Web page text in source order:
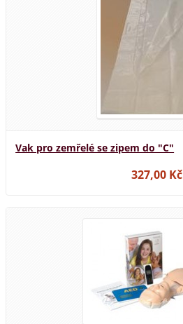
Vak pro zemřelé se zipem do "C"
327,00 Kč